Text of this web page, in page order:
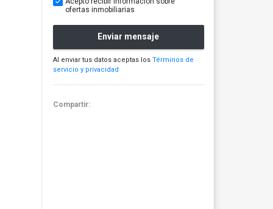
ofertas inmobiliarias
Enviar mensaje
Al enviar tus datos aceptas los Términos de
servicio y privacidad
Compartir: